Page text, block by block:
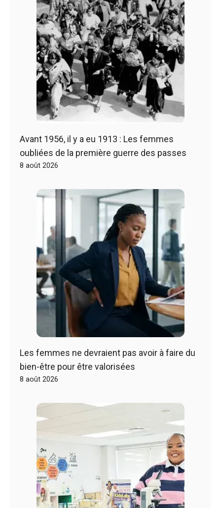
Avant 1956, il y a eu 1913 : Les femmes
oubliées de la première guerre des passes
8 août 2026
Les femmes ne devraient pas avoir à faire du
bien-être pour être valorisées
8 août 2026